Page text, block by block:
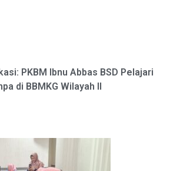
PKBM Ibnu Abbas BSD Pelajari
di BBMKG Wilayah II